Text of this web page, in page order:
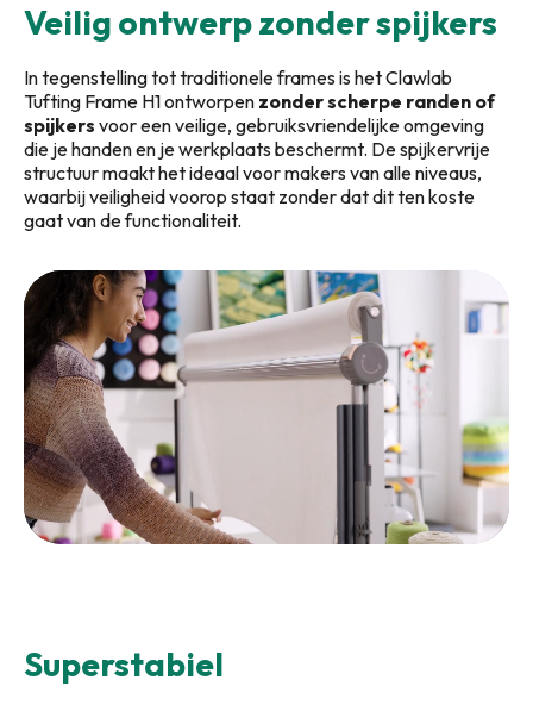
Veilig ontwerp zonder spijkers
In tegenstelling tot traditionele frames is het Clawlab
Tufting Frame H1 ontworpen zonder scherpe randen of
spijkers voor een veilige, gebruiksvriendelijke omgeving
die je handen en je werkplaats beschermt. De spijkervrije
structuur maakt het ideaal voor makers van alle niveaus,
waarbij veiligheid voorop staat zonder dat dit ten koste
gaat van de functionaliteit.
Superstabiel